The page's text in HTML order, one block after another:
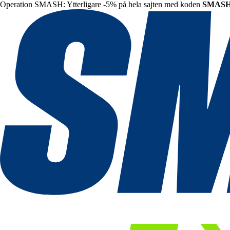
Operation SMASH: Ytterligare -5% på hela sajten med koden